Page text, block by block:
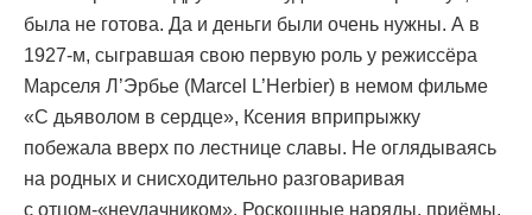
была не готова. Да и деньги были очень нужны. А в
1927-м, сыгравшая свою первую роль у режиссёра
Марселя Л’Эрбье (Marcel L’Herbier) в немом фильме
«С дьяволом в сердце», Ксения вприпрыжку
побежала вверх по лестнице славы. Не оглядываясь
на родных и снисходительно разговаривая
с отцом-«неудачником». Роскошные наряды, приёмы,